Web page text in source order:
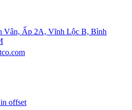
Vân, Ấp 2A, Vĩnh Lộc B, Bình